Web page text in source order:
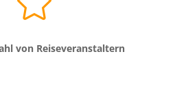
von Reiseveranstaltern